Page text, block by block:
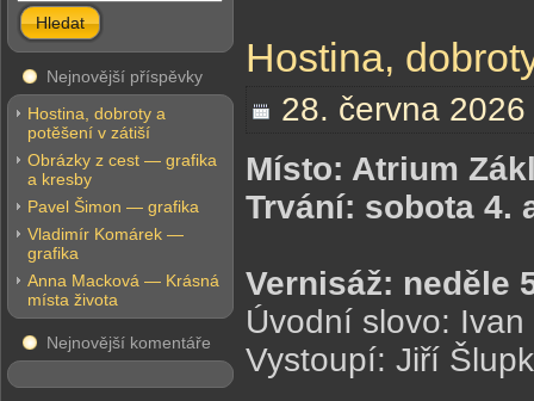
Hledat
Nejnovější příspěvky
Hostina, dobroty a
potěšení v zátiší
Obrázky z cest — grafika
a kresby
Pavel Šimon — grafika
Vladimír Komárek —
grafika
Anna Macková — Krásná
místa života
Nejnovější komentáře
Hostina,
28. června
Místo: Atrium
Trvání: sobota 4.
Vernisáž: neděle
Úvodní slovo: Ivan
Vystoupí: Jiří